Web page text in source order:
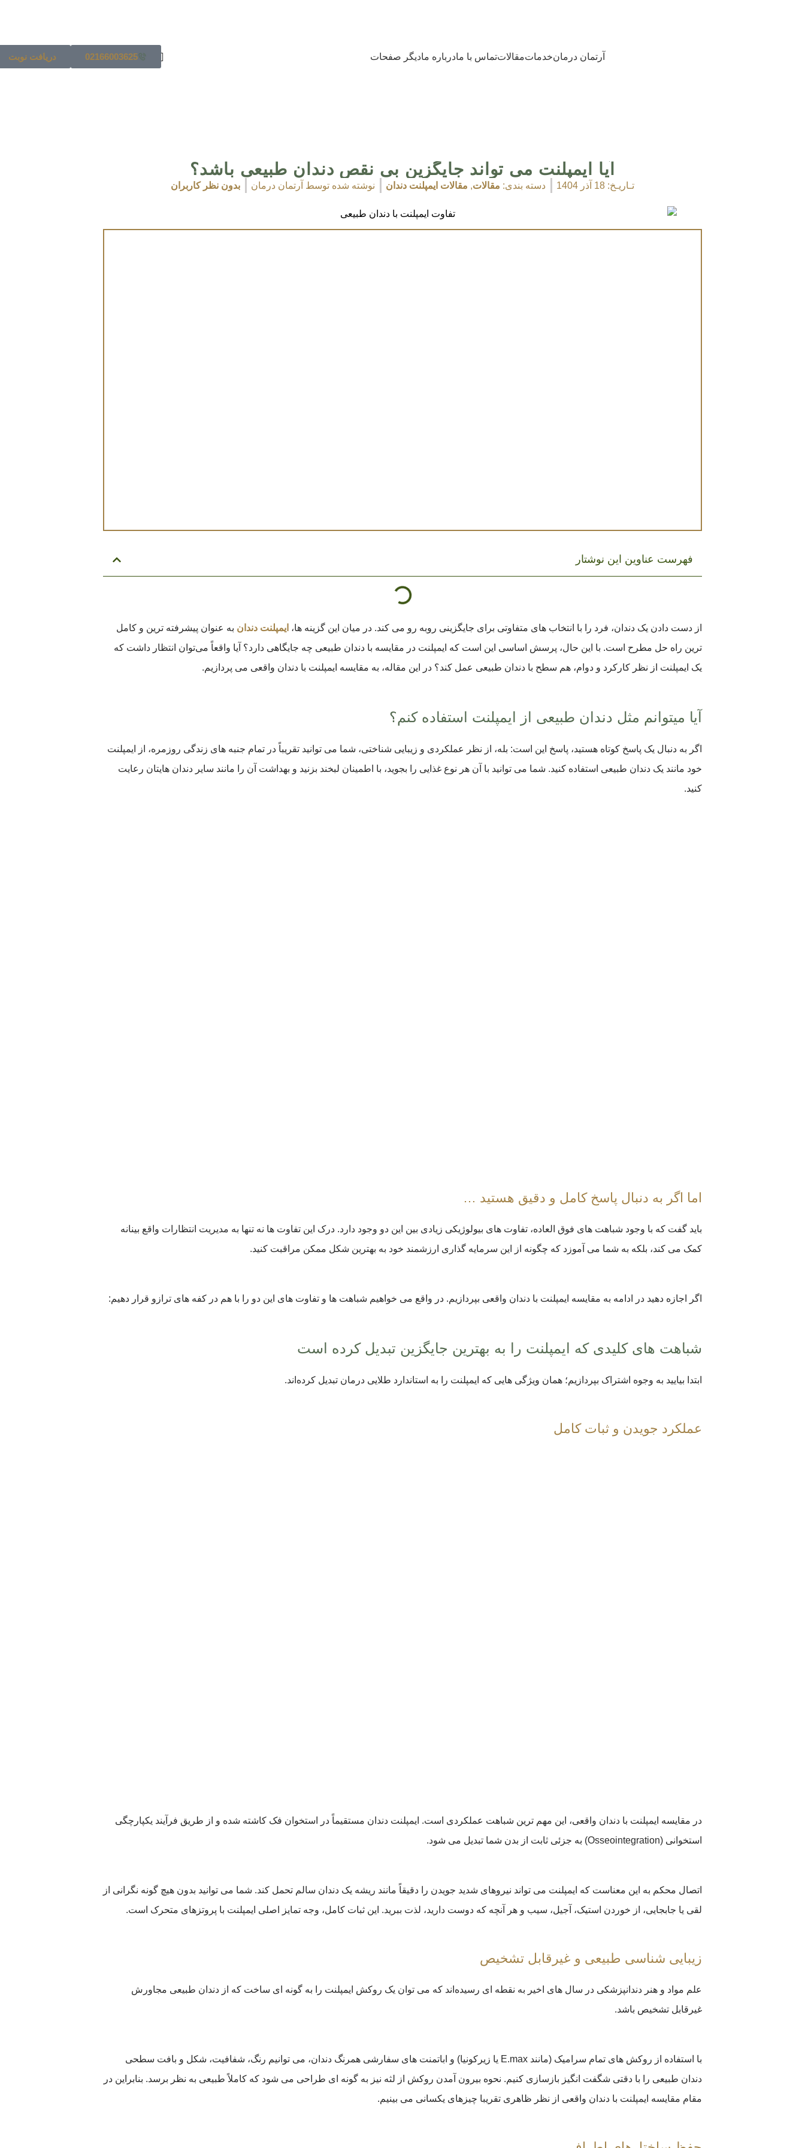
آرتمان درمانخدماتمقالاتتماس با مادرباره مادیگر صفحات 02166003625 دریافت نوبت
آیا ایمپلنت می تواند جایگزین بی نقص دندان طبیعی باشد؟
تـاریـخ: 18 آذر 1404 دسته بندی: مقالات, مقالات ایمپلنت دندان نوشته شده توسط آرتمان درمان بدون نظر کاربران
فهرست عناوین این نوشتار
از دست دادن یک دندان، فرد را با انتخاب ‌های متفاوتی برای جایگزینی روبه ‌رو می ‌کند. در میان این گزینه ‌ها، ایمپلنت دندان به عنوان پیشرفته ‌ترین و کامل‌
ترین راه‌ حل مطرح است. با این حال، پرسش اساسی این است که ایمپلنت در مقایسه با دندان طبیعی چه جایگاهی دارد؟ آیا واقعاً می‌توان انتظار داشت که
یک ایمپلنت از نظر کارکرد و دوام، هم ‌سطح با دندان طبیعی عمل کند؟ در این مقاله، به مقایسه ایمپلنت با دندان واقعی می پردازیم.
آیا میتوانم مثل دندان طبیعی از ایمپلنت استفاده کنم؟
اگر به دنبال یک پاسخ کوتاه هستید، پاسخ این است: بله، از نظر عملکردی و زیبایی شناختی، شما می توانید تقریباً در تمام جنبه های زندگی روزمره، از ایمپلنت
خود مانند یک دندان طبیعی استفاده کنید. شما می توانید با آن هر نوع غذایی را بجوید، با اطمینان لبخند بزنید و بهداشت آن را مانند سایر دندان هایتان رعایت
کنید.
اما اگر به دنبال پاسخ کامل و دقیق هستید …
باید گفت که با وجود شباهت های فوق العاده، تفاوت های بیولوژیکی زیادی بین این دو وجود دارد. درک این تفاوت ها نه تنها به مدیریت انتظارات واقع بینانه
کمک می کند، بلکه به شما می آموزد که چگونه از این سرمایه گذاری ارزشمند خود به بهترین شکل ممکن مراقبت کنید.
اگر اجازه دهید در ادامه به مقایسه ایمپلنت با دندان واقعی بپردازیم. در واقع می خواهیم شباهت ها و تفاوت های این دو را با هم در کفه های ترازو قرار دهیم:
شباهت های کلیدی که ایمپلنت را به بهترین جایگزین تبدیل کرده است
ابتدا بیایید به وجوه اشتراک بپردازیم؛ همان ویژگی هایی که ایمپلنت را به استاندارد طلایی درمان تبدیل کرده‌اند.
عملکرد جویدن و ثبات کامل
در مقایسه ایمپلنت با دندان واقعی، این مهم ترین شباهت عملکردی است. ایمپلنت دندان مستقیماً در استخوان فک کاشته شده و از طریق فرآیند یکپارچگی
استخوانی (Osseointegration) به جزئی ثابت از بدن شما تبدیل می شود.
اتصال محکم به این معناست که ایمپلنت می تواند نیروهای شدید جویدن را دقیقاً مانند ریشه یک دندان سالم تحمل کند. شما می توانید بدون هیچ گونه نگرانی از
لقی یا جابجایی، از خوردن استیک، آجیل، سیب و هر آنچه که دوست دارید، لذت ببرید. این ثبات کامل، وجه تمایز اصلی ایمپلنت با پروتزهای متحرک است.
زیبایی شناسی طبیعی و غیرقابل تشخیص
علم مواد و هنر دندانپزشکی در سال های اخیر به نقطه ای رسیده‌اند که می توان یک روکش ایمپلنت را به گونه ای ساخت که از دندان طبیعی مجاورش
غیرقابل تشخیص باشد.
با استفاده از روکش های تمام سرامیک (مانند E.max یا زیرکونیا) و اباتمنت های سفارشی همرنگ دندان، می توانیم رنگ، شفافیت، شکل و بافت سطحی
دندان طبیعی را با دقتی شگفت انگیز بازسازی کنیم. نحوه بیرون آمدن روکش از لثه نیز به گونه ای طراحی می شود که کاملاً طبیعی به نظر برسد. بنابراین در
مقام مقایسه ایمپلنت با دندان واقعی از نظر ظاهری تقریبا چیزهای یکسانی می بینیم.